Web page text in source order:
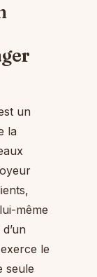
un
la
même
le
seule